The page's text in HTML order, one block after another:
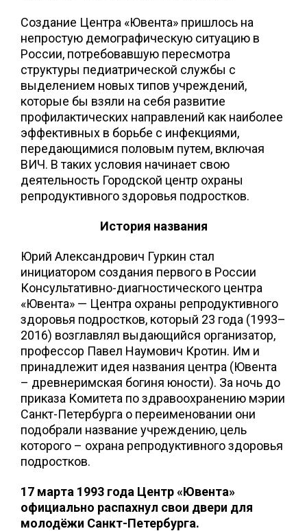
Создание Центра «Ювента» пришлось на
непростую демографическую ситуацию в
России, потребовавшую пересмотра
структуры педиатрической службы с
выделением новых типов учреждений,
которые бы взяли на себя развитие
профилактических направлений как наиболее
эффективных в борьбе с инфекциями,
передающимися половым путем, включая
ВИЧ. В таких условия начинает свою
деятельность Городской центр охраны
репродуктивного здоровья подростков.
История названия
Юрий Александрович Гуркин стал
инициатором создания первого в России
Консультативно-диагностического центра
«Ювента» — Центра охраны репродуктивного
здоровья подростков, который 23 года (1993–
2016) возглавлял выдающийся организатор,
профессор Павел Наумович Кротин. Им и
принадлежит идея названия центра (Ювента
– древнеримская богиня юности). За ночь до
приказа Комитета по здравоохранению мэрии
Санкт-Петербурга о переименовании они
подобрали название учреждению, цель
которого – охрана репродуктивного здоровья
подростков.
17 марта 1993 года Центр «Ювента»
официально распахнул свои двери для
молодёжи Санкт-Петербурга.